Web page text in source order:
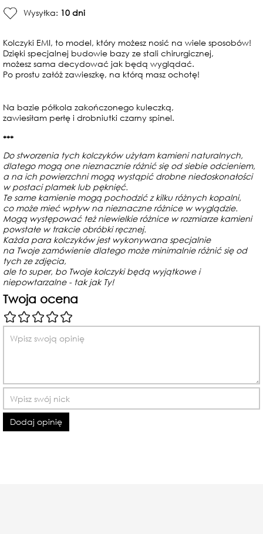
Wysyłka: 10 dni
Kolczyki EMI, to model, który możesz nosić na wiele sposobów!
Dzięki specjalnej budowie bazy ze stali chirurgicznej,
możesz sama decydować jak będą wyglądać.
Po prostu załóż zawieszkę, na którą masz ochotę!
Na bazie półkola zakończonego kuleczką,
zawiesiłam perłę i drobniutki czarny spinel.
***
Do stworzenia tych kolczyków użyłam kamieni naturalnych,
dlatego mogą one nieznacznie różnić się od siebie odcieniem,
a na ich powierzchni mogą wystąpić drobne niedoskonałości
w postaci plamek lub pęknięć.
Te same kamienie mogą pochodzić z kilku różnych kopalni,
co może mieć wpływ na nieznaczne różnice w wyglądzie.
Mogą występować też niewielkie różnice w rozmiarze kamieni
powstałe w trakcie obróbki ręcznej.
Każda para kolczyków jest wykonywana specjalnie
na Twoje zamówienie dlatego może minimalnie różnić się od
tych ze zdjęcia,
ale to super, bo Twoje kolczyki będą wyjątkowe i
niepowtarzalne - tak jak Ty!
Twoja ocena